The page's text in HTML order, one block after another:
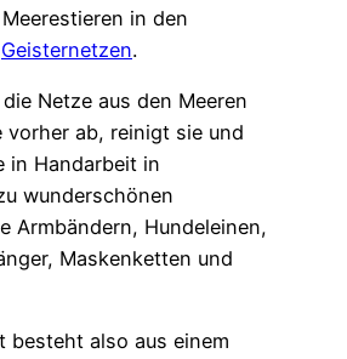
in den
Geisternetzen.
Netze aus den Meeren
vorher ab, reinigt sie und
in Handarbeit in
wunderschönen
Armbändern, Hundeleinen,
Maskenketten und
besteht also aus einem